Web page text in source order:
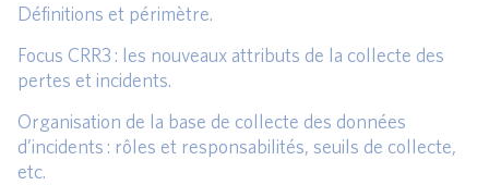
Définitions et périmètre.
Focus CRR3 : les nouveaux attributs de la collecte des
pertes et incidents.
Organisation de la base de collecte des données
d’incidents : rôles et responsabilités, seuils de collecte,
etc.